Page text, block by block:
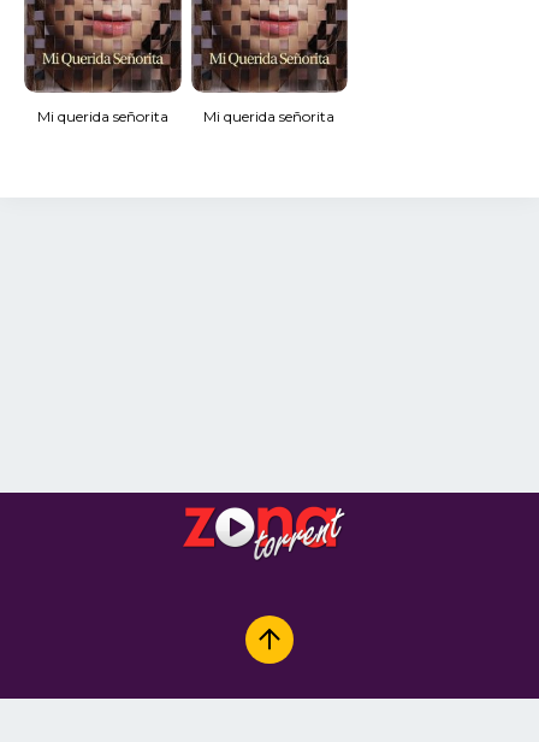
Mi querida señorita Mi querida señorita